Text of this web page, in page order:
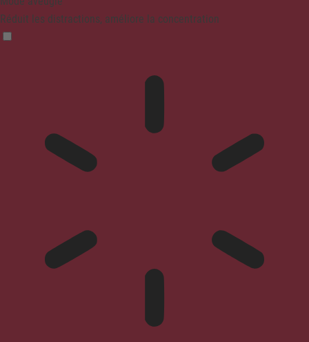
Réduit les distractions, améliore la concentration